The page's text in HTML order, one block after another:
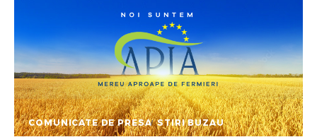
COMUNICATE DE PRESA STIRI BUZAU